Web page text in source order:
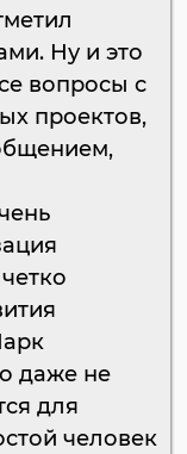
Ну и это
вопросы с
проектов,
даже не
для
человек